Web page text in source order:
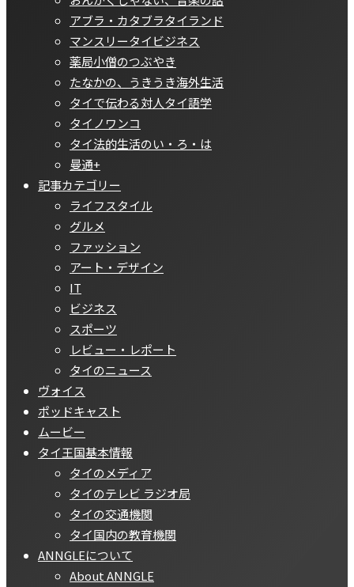
アブラ・カタブラタイランド
マンスリータイビジネス
薬局小僧のつぶやき
たなかの、うきうき海外生活
タイで伝わる対人タイ語学
タイノワンコ
タイ法的生活のい・ろ・は
曼通+
記事カテゴリー
ライフスタイル
グルメ
ファッション
アート・デザイン
IT
ビジネス
スポーツ
レビュー・レポート
タイのニュース
ヴォイス
ポッドキャスト
ムービー
タイ王国基本情報
タイのメディア
タイのテレビ ラジオ局
タイの交通機関
タイ国内の教育機関
ANNGLEについて
About ANNGLE